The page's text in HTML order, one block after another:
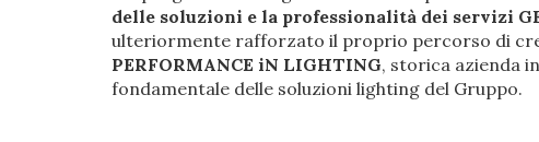
delle soluzioni e la professionalità dei servizi
ulteriormente rafforzato il proprio percorso di
PERFORMANCE iN LIGHTING, storica azienda
fondamentale delle soluzioni lighting del Gruppo.